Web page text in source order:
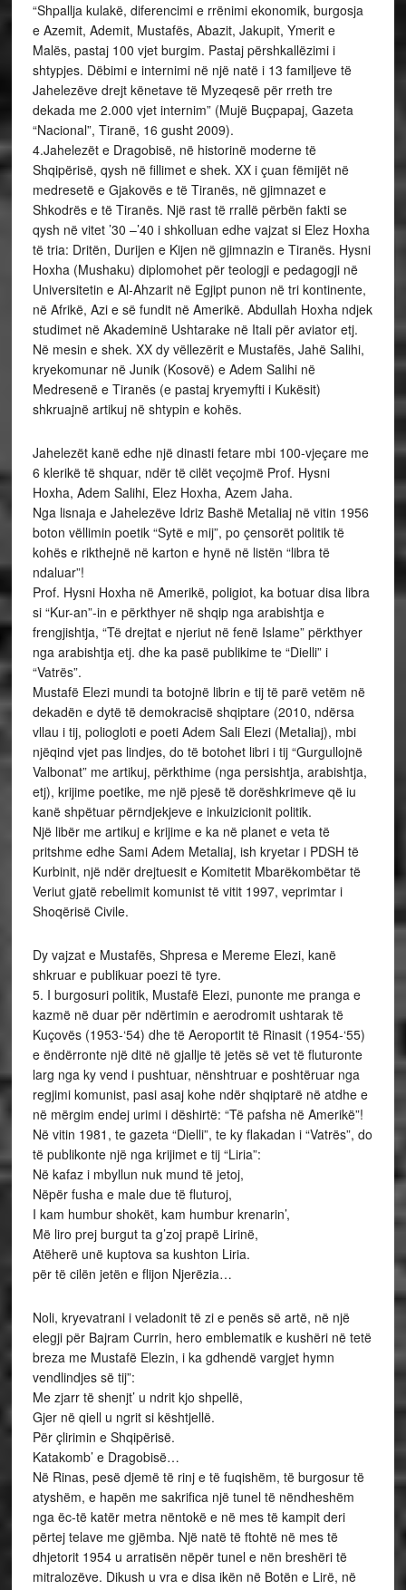
“Shpallja kulakë, diferencimi e rrënimi ekonomik, burgosja
e Azemit, Ademit, Mustafës, Abazit, Jakupit, Ymerit e
Malës, pastaj 100 vjet burgim. Pastaj përshkallëzimi i
shtypjes. Dëbimi e internimi në një natë i 13 familjeve të
Jahelezëve drejt kënetave të Myzeqesë për rreth tre
dekada me 2.000 vjet internim” (Mujë Buçpapaj, Gazeta
“Nacional”, Tiranë, 16 gusht 2009).
4.Jahelezët e Dragobisë, në historinë moderne të
Shqipërisë, qysh në fillimet e shek. XX i çuan fëmijët në
medresetë e Gjakovës e të Tiranës, në gjimnazet e
Shkodrës e të Tiranës. Një rast të rrallë përbën fakti se
qysh në vitet ’30 –’40 i shkolluan edhe vajzat si Elez Hoxha
të tria: Dritën, Durijen e Kijen në gjimnazin e Tiranës. Hysni
Hoxha (Mushaku) diplomohet për teologji e pedagogji në
Universitetin e Al-Ahzarit në Egjipt punon në tri kontinente,
në Afrikë, Azi e së fundit në Amerikë. Abdullah Hoxha ndjek
studimet në Akademinë Ushtarake në Itali për aviator etj.
Në mesin e shek. XX dy vëllezërit e Mustafës, Jahë Salihi,
kryekomunar në Junik (Kosovë) e Adem Salihi në
Medresenë e Tiranës (e pastaj kryemyfti i Kukësit)
shkruajnë artikuj në shtypin e kohës.
Jahelezët kanë edhe një dinasti fetare mbi 100-vjeçare me
6 klerikë të shquar, ndër të cilët veçojmë Prof. Hysni
Hoxha, Adem Salihi, Elez Hoxha, Azem Jaha.
Nga lisnaja e Jahelezëve Idriz Bashë Metaliaj në vitin 1956
boton vëllimin poetik “Sytë e mij”, po çensorët politik të
kohës e rikthejnë në karton e hynë në listën “libra të
ndaluar”!
Prof. Hysni Hoxha në Amerikë, poligiot, ka botuar disa libra
si “Kur-an”-in e përkthyer në shqip nga arabishtja e
frengjishtja, “Të drejtat e njeriut në fenë Islame” përkthyer
nga arabishtja etj. dhe ka pasë publikime te “Dielli” i
“Vatrës”.
Mustafë Elezi mundi ta botojnë librin e tij të parë vetëm në
dekadën e dytë të demokracisë shqiptare (2010, ndërsa
vllau i tij, poliogloti e poeti Adem Sali Elezi (Metaliaj), mbi
njëqind vjet pas lindjes, do të botohet libri i tij “Gurgullojnë
Valbonat” me artikuj, përkthime (nga persishtja, arabishtja,
etj), krijime poetike, me një pjesë të dorëshkrimeve që iu
kanë shpëtuar përndjekjeve e inkuizicionit politik.
Një libër me artikuj e krijime e ka në planet e veta të
pritshme edhe Sami Adem Metaliaj, ish kryetar i PDSH të
Kurbinit, një ndër drejtuesit e Komitetit Mbarëkombëtar të
Veriut gjatë rebelimit komunist të vitit 1997, veprimtar i
Shoqërisë Civile.
Dy vajzat e Mustafës, Shpresa e Mereme Elezi, kanë
shkruar e publikuar poezi të tyre.
5. I burgosuri politik, Mustafë Elezi, punonte me pranga e
kazmë në duar për ndërtimin e aerodromit ushtarak të
Kuçovës (1953-‘54) dhe të Aeroportit të Rinasit (1954-‘55)
e ëndërronte një ditë në gjallje të jetës së vet të fluturonte
larg nga ky vend i pushtuar, nënshtruar e poshtëruar nga
regjimi komunist, pasi asaj kohe ndër shqiptarë në atdhe e
në mërgim endej urimi i dëshirtë: “Të pafsha në Amerikë”!
Në vitin 1981, te gazeta “Dielli”, te ky flakadan i “Vatrës”, do
të publikonte një nga krijimet e tij “Liria”:
Në kafaz i mbyllun nuk mund të jetoj,
Nëpër fusha e male due të fluturoj,
I kam humbur shokët, kam humbur krenarin’,
Më liro prej burgut ta g’zoj prapë Lirinë,
Atëherë unë kuptova sa kushton Liria.
për të cilën jetën e flijon Njerëzia…
Noli, kryevatrani i veladonit të zi e penës së artë, në një
elegji për Bajram Currin, hero emblematik e kushëri në tetë
breza me Mustafë Elezin, i ka gdhendë vargjet hymn
vendlindjes së tij”:
Me zjarr të shenjt’ u ndrit kjo shpellë,
Gjer në qiell u ngrit si kështjellë.
Për çlirimin e Shqipërisë.
Katakomb’ e Dragobisë…
Në Rinas, pesë djemë të rinj e të fuqishëm, të burgosur të
atyshëm, e hapën me sakrifica një tunel të nëndheshëm
nga ëc-të katër metra nëntokë e në mes të kampit deri
përtej telave me gjëmba. Një natë të ftohtë në mes të
dhjetorit 1954 u arratisën nëpër tunel e nën breshëri të
mitralozëve. Dikush u vra e disa ikën në Botën e Lirë, në